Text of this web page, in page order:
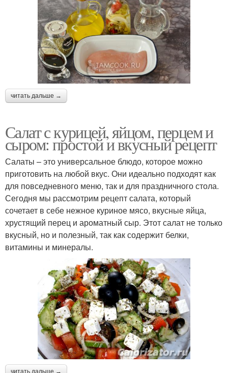
читать дальше →
Салат с курицей, яйцом, перцем и
сыром: простой и вкусный рецепт
Салаты – это универсальное блюдо, которое можно
приготовить на любой вкус. Они идеально подходят как
для повседневного меню, так и для праздничного стола.
Сегодня мы рассмотрим рецепт салата, который
сочетает в себе нежное куриное мясо, вкусные яйца,
хрустящий перец и ароматный сыр. Этот салат не только
вкусный, но и полезный, так как содержит белки,
витамины и минералы.
читать дальше →